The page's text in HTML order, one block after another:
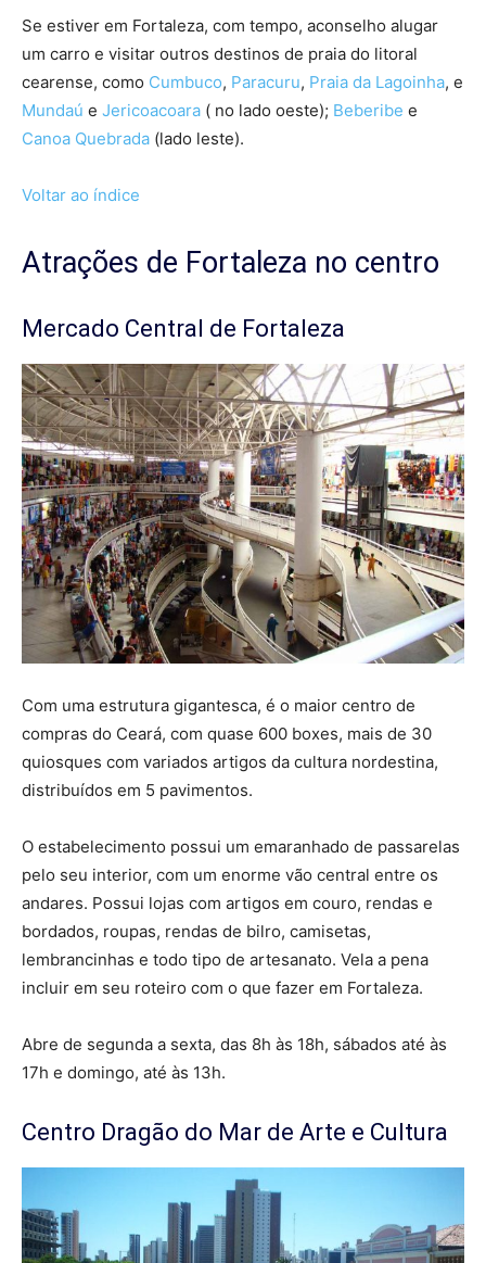
Se estiver em Fortaleza, com tempo, aconselho alugar
um carro e visitar outros destinos de praia do litoral
cearense, como Cumbuco, Paracuru, Praia da Lagoinha, e
Mundaú e Jericoacoara ( no lado oeste); Beberibe e
Canoa Quebrada (lado leste).
Voltar ao índice
Atrações de Fortaleza no centro
Mercado Central de Fortaleza
Com uma estrutura gigantesca, é o maior centro de
compras do Ceará, com quase 600 boxes, mais de 30
quiosques com variados artigos da cultura nordestina,
distribuídos em 5 pavimentos.
O estabelecimento possui um emaranhado de passarelas
pelo seu interior, com um enorme vão central entre os
andares. Possui lojas com artigos em couro, rendas e
bordados, roupas, rendas de bilro, camisetas,
lembrancinhas e todo tipo de artesanato. Vela a pena
incluir em seu roteiro com o que fazer em Fortaleza.
Abre de segunda a sexta, das 8h às 18h, sábados até às
17h e domingo, até às 13h.
Centro Dragão do Mar de Arte e Cultura